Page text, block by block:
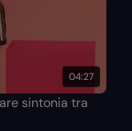
04:27
sintonia tra